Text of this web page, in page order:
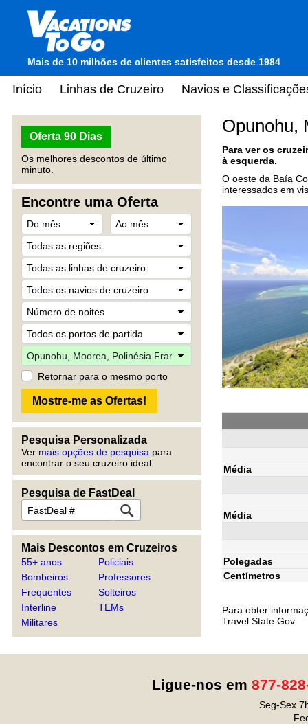
Mais de 10 milhões de clientes satisfeitos desde 1984
Início Linhas de Cruzeiro Navios e
Oferta 90 Dias
Os melhores descontos de último
minuto.
Encontre uma Oferta
Retornar para o mesmo porto
Pesquisa Personalizada
Ver mais opções de pesquisa para
encontrar o seu cruzeiro ideal.
Pesquisa de FastDeal
Mais Descontos em Cruzeiros
55+ anos
Bombeiros
Frequentes
Interline
Militares
Policiais
Professores
Solteiros
TEMs
Opunohu,
Para ver os
à esquerda.
O oeste da Baía
interessados em
Média
Média
Polegadas
Centímetros
Para obter
Travel.State.Gov.
Ligue-nos em 877-
Seg-Sex